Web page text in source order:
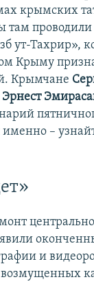
крымских
там
ут-Тахрир»,
Крыму
Крымчане
Эрнест
именно –
и